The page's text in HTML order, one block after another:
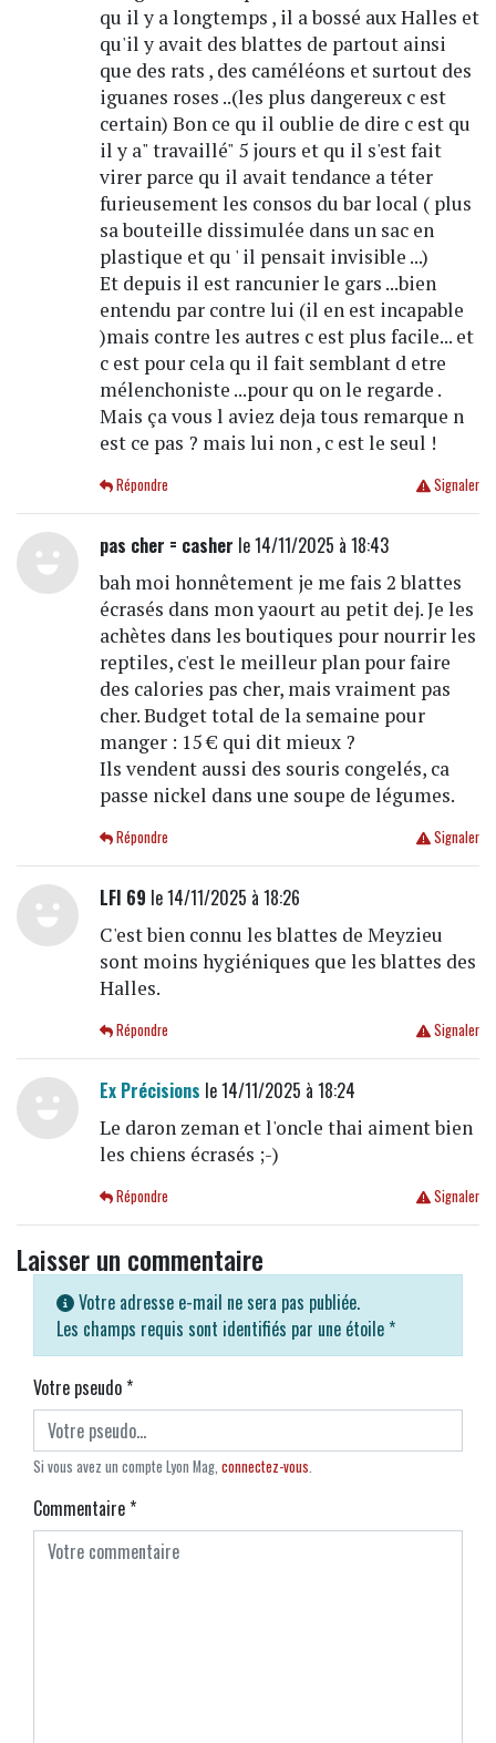
qu il y a longtemps , il a bossé aux Halles et
qu'il y avait des blattes de partout ainsi
que des rats , des caméléons et surtout des
iguanes roses ..(les plus dangereux c est
certain) Bon ce qu il oublie de dire c est qu
il y a" travaillé" 5 jours et qu il s'est fait
virer parce qu il avait tendance a téter
furieusement les consos du bar local ( plus
sa bouteille dissimulée dans un sac en
plastique et qu ' il pensait invisible ...)
Et depuis il est rancunier le gars ...bien
entendu par contre lui (il en est incapable
)mais contre les autres c est plus facile... et
c est pour cela qu il fait semblant d etre
mélenchoniste ...pour qu on le regarde .
Mais ça vous l aviez deja tous remarque n
est ce pas ? mais lui non , c est le seul !
Signaler
Répondre
pas cher = casher le 14/11/2025 à 18:43
bah moi honnêtement je me fais 2 blattes
écrasés dans mon yaourt au petit dej. Je les
achètes dans les boutiques pour nourrir les
reptiles, c'est le meilleur plan pour faire
des calories pas cher, mais vraiment pas
cher. Budget total de la semaine pour
manger : 15 € qui dit mieux ?
Ils vendent aussi des souris congelés, ca
passe nickel dans une soupe de légumes.
Signaler
Répondre
LFI 69 le 14/11/2025 à 18:26
C'est bien connu les blattes de Meyzieu
sont moins hygiéniques que les blattes des
Halles.
Signaler
Répondre
Ex Précisions le 14/11/2025 à 18:24
Le daron zeman et l'oncle thai aiment bien
les chiens écrasés ;-)
Signaler
Répondre
Laisser un commentaire
Votre adresse e-mail ne sera pas publiée.
Les champs requis sont identifiés par une étoile *
Votre pseudo*
Si vous avez un compte Lyon Mag, connectez-vous.
Commentaire*